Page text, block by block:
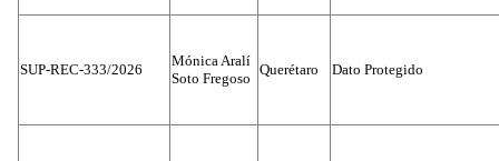
SUP-REC-333/2026
Mónica Aralí
Soto Fregoso
Querétaro Dato Protegido